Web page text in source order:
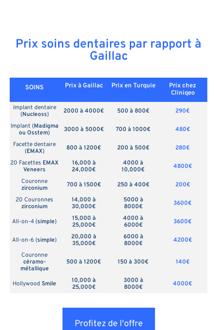
Prix soins dentaires par rapport à
Gaillac
SOINS Prix à Gaillac Prix en Turquie
Prix chez
Cliniqeo
Implant dentaire
(Nucleoss) 2000 à 4000€ 500 à 800€
290€
Implant (Madigma
ou Osstem) 3000 à 5000€ 700 à 1000€
480€
Facette dentaire
(EMAX) 800 à 1200€ 200 à 500€
280€
20 Facettes EMAX
Veneers
16,000 à
24,000€
4000 à
10,000€
4800€
Couronne
zirconium
700 à 1500€ 250 à 400€
200€
20 Couronnes
zirconium
14,000 à
30,000€
5000 à
8000€
3600€
All-on-4 (simple)
15,000 à
25,000€
4000 à
6000€
3600€
All-on-6 (simple)
20,000 à
35,000€
6000 à
8000€
4200€
Couronne
céramo-
métallique
500 à 1200€ 150 à 300€ 140€
Hollywood Smile
10,000 à
25,000€
3000 à
8000€
4000€
Profitez de l'offre